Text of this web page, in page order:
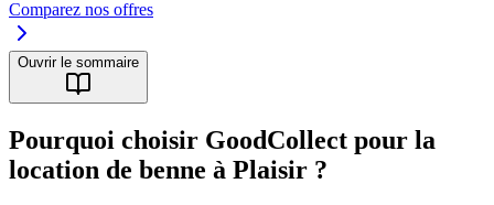
Comparez nos offres
Ouvrir le sommaire
Pourquoi choisir GoodCollect pour la
location de benne à Plaisir ?